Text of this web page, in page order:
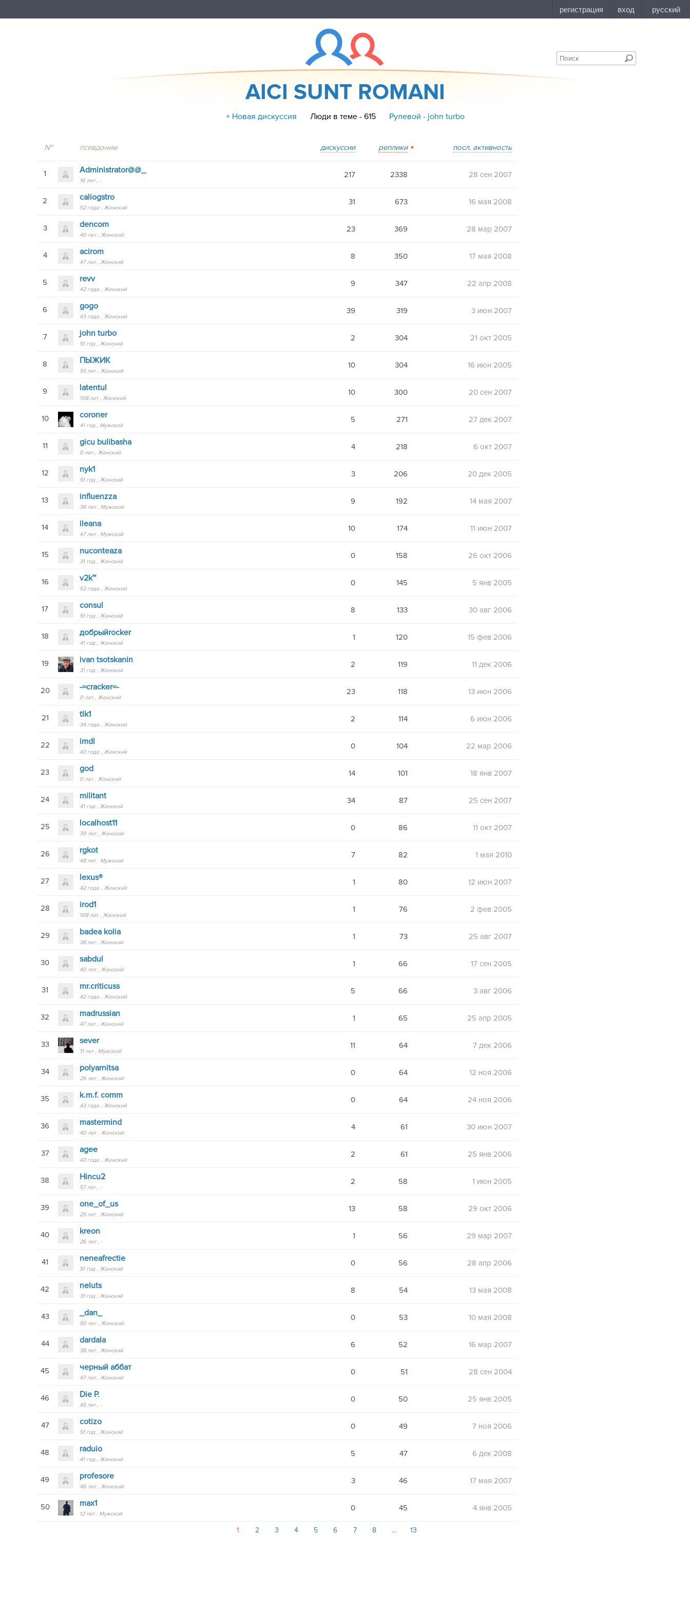
AICI SUNT ROMANI
+ Новая дискуссия Люди в теме - 615 Рулевой - john turbo
№ псевдоним дискуссии реплики посл. активность
1 Administrator@@_
16 лет -
217 2338 28 сен 2007
2 caliogstro
52 года Женский
31 673 16 мая 2008
3 dencom
40 лет Женский
23 369 28 мар 2007
4 acirom
47 лет Женский
8 350 17 мая 2008
5 revv
42 года Женский
9 347 22 апр 2008
6 gogo
43 года Женский
39 319 3 июн 2007
7 john turbo
51 год Женский
2 304 21 окт 2005
8 ПЫЖИК
55 лет Женский
10 304 16 июн 2005
9 latentul
108 лет Женский
10 300 20 сен 2007
10 coroner
41 год Мужской
5 271 27 дек 2007
11 gicu bulibasha
0 лет Женский
4 218 6 окт 2007
12 nyk1
51 год Женский
3 206 20 дек 2005
13 influenzza
36 лет Мужской
9 192 14 мая 2007
14 ileana
47 лет Мужской
10 174 11 июн 2007
15 nuconteaza
31 год Женский
0 158 26 окт 2006
16 v2k™
52 года Женский
0 145 5 янв 2005
17 consul
51 год Женский
8 133 30 авг 2006
18 добрыйrocker
41 год Женский
1 120 15 фев 2006
19 ivan tsotskanin
31 год Женский
2 119 11 дек 2006
20 -=cracker=-
0 лет Женский
23 118 13 июн 2006
21 tlk1
34 года Женский
2 114 6 июн 2006
22 imdl
43 года Женский
0 104 22 мар 2006
23 god
0 лет Женский
14 101 18 янв 2007
24 militant
41 год Женский
34 87 25 сен 2007
25 localhost11
39 лет Женский
0 86 11 окт 2007
26 rgkot
48 лет Мужской
7 82 1 мая 2010
27 lexus®
42 года Женский
1 80 12 июн 2007
28 irod1
108 лет Женский
1 76 2 фев 2005
29 badea kolia
38 лет Женский
1 73 25 авг 2007
30 sabdul
40 лет Женский
1 66 17 сен 2005
31 mr.criticuss
42 года Женский
5 66 3 авг 2006
32 madrussian
47 лет Женский
1 65 25 апр 2005
33 sever
11 лет Мужской
11 64 7 дек 2006
34 polyarnitsa
26 лет Женский
0 64 12 ноя 2006
35 k.m.f. comm
43 года Женский
0 64 24 ноя 2006
36 mastermind
40 лет Женский
4 61 30 июн 2007
37 agee
43 года Женский
2 61 25 янв 2006
38 Hincu2
57 лет -
2 58 1 июн 2005
39 one_of_us
25 лет Женский
13 58 29 окт 2006
40 kreon
26 лет -
1 56 29 мар 2007
41 neneafrectie
51 год Женский
0 56 28 апр 2006
42 neluts
31 год Женский
8 54 13 мая 2008
43 _dan_
50 лет Женский
0 53 10 мая 2008
44 dardala
38 лет Женский
6 52 16 мар 2007
45 черный аббат
47 лет Женский
0 51 28 сен 2004
46 Die P.
45 лет -
0 50 25 янв 2005
47 cotizo
51 год Женский
0 49 7 ноя 2006
48 raduio
41 год Женский
5 47 6 дек 2008
49 profesore
46 лет Женский
3 46 17 мая 2007
50 max1
12 лет Мужской
0 45 4 янв 2005
1 2 3 4 5 6 7 8 13